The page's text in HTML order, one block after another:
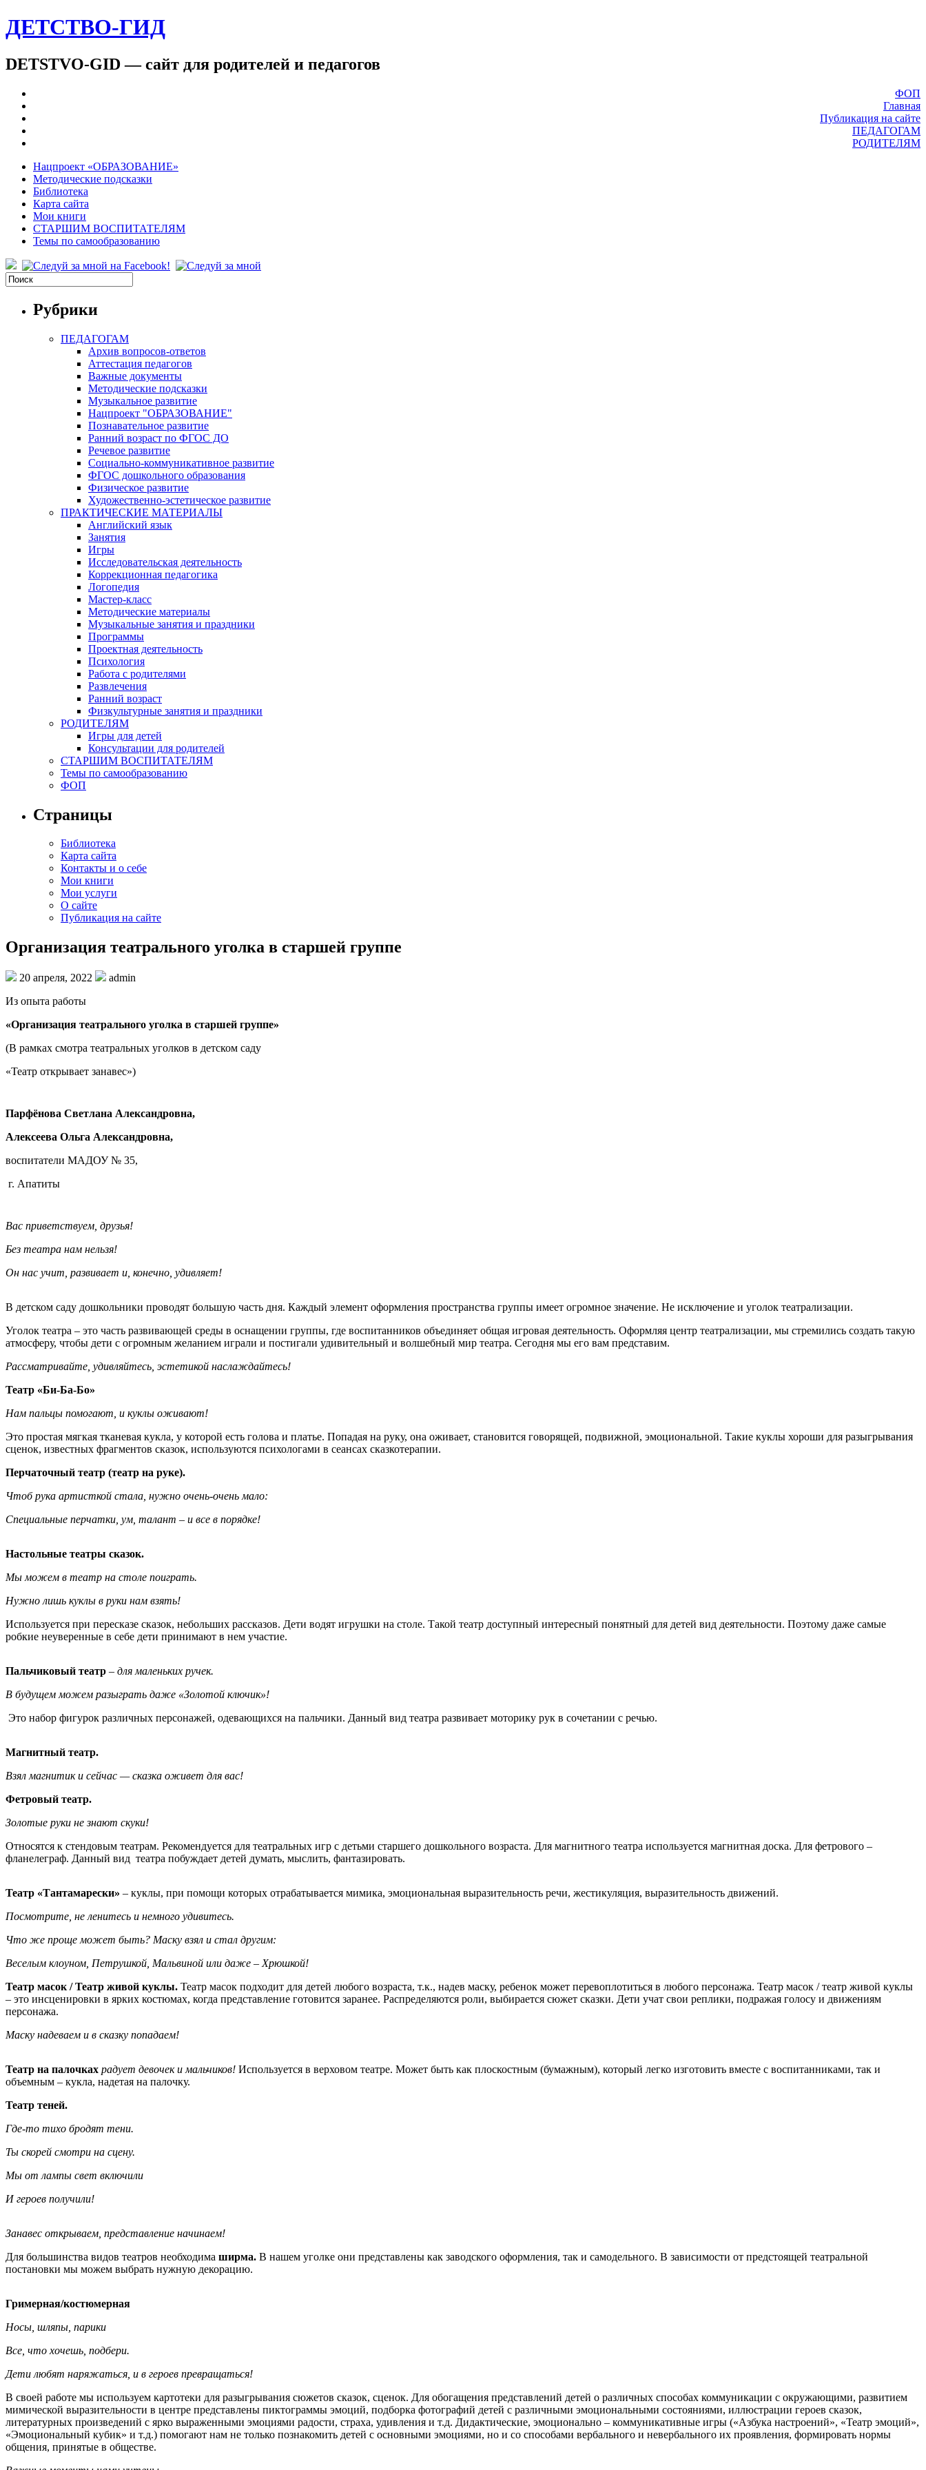
ДЕТСТВО-ГИД
DETSTVO-GID — сайт для родителей и педагогов
ФОП
Главная
Публикация на сайте
ПЕДАГОГАМ
РОДИТЕЛЯМ
Нацпроект «ОБРАЗОВАНИЕ»
Методические подсказки
Библиотека
Карта сайта
Мои книги
СТАРШИМ ВОСПИТАТЕЛЯМ
Темы по самообразованию
Рубрики
ПЕДАГОГАМ
Архив вопросов-ответов
Аттестация педагогов
Важные документы
Методические подсказки
Музыкальное развитие
Нацпроект "ОБРАЗОВАНИЕ"
Познавательное развитие
Ранний возраст по ФГОС ДО
Речевое развитие
Социально-коммуникативное развитие
ФГОС дошкольного образования
Физическое развитие
Художественно-эстетическое развитие
ПРАКТИЧЕСКИЕ МАТЕРИАЛЫ
Английский язык
Занятия
Игры
Исследовательская деятельность
Коррекционная педагогика
Логопедия
Мастер-класс
Методические материалы
Музыкальные занятия и праздники
Программы
Проектная деятельность
Психология
Работа с родителями
Развлечения
Ранний возраст
Физкультурные занятия и праздники
РОДИТЕЛЯМ
Игры для детей
Консультации для родителей
СТАРШИМ ВОСПИТАТЕЛЯМ
Темы по самообразованию
ФОП
Страницы
Библиотека
Карта сайта
Контакты и о себе
Мои книги
Мои услуги
О сайте
Публикация на сайте
Организация театрального уголка в старшей группе
20 апреля, 2022
admin
Из опыта работы
«Организация театрального уголка в старшей группе»
(В рамках смотра театральных уголков в детском саду
«Театр открывает занавес»)
Парфёнова Светлана Александровна,
Алексеева Ольга Александровна,
воспитатели МАДОУ № 35,
г. Апатиты
Вас приветствуем, друзья!
Без театра нам нельзя!
Он нас учит, развивает и, конечно, удивляет!
В детском саду дошкольники проводят большую часть дня. Каждый элемент оформления пространства группы имеет огромное значение. Не исключение и уголок театрализации.
Уголок театра – это часть развивающей среды в оснащении группы, где воспитанников объединяет общая игровая деятельность. Оформляя центр театрализации, мы стремились создать такую
атмосферу, чтобы дети с огромным желанием играли и постигали удивительный и волшебный мир театра. Сегодня мы его вам представим.
Рассматривайте, удивляйтесь, эстетикой наслаждайтесь!
Театр «Би-Ба-Бо»
Нам пальцы помогают, и куклы оживают!
Это простая мягкая тканевая кукла, у которой есть голова и платье. Попадая на руку, она оживает, становится говорящей, подвижной, эмоциональной. Такие куклы хороши для разыгрывания
сценок, известных фрагментов сказок, используются психологами в сеансах сказкотерапии.
Перчаточный театр (театр на руке).
Чтоб рука артисткой стала, нужно очень-очень мало:
Специальные перчатки, ум, талант – и все в порядке!
Настольные театры сказок.
Мы можем в театр на столе поиграть.
Нужно лишь куклы в руки нам взять!
Используется при пересказе сказок, небольших рассказов. Дети водят игрушки на столе. Такой театр доступный интересный понятный для детей вид деятельности. Поэтому даже самые
робкие неуверенные в себе дети принимают в нем участие.
Пальчиковый театр – для маленьких ручек.
В будущем можем разыграть даже «Золотой ключик»!
Это набор фигурок различных персонажей, одевающихся на пальчики. Данный вид театра развивает моторику рук в сочетании с речью.
Магнитный театр.
Взял магнитик и сейчас — сказка оживет для вас!
Фетровый театр.
Золотые руки не знают скуки!
Относятся к стендовым театрам. Рекомендуется для театральных игр с детьми старшего дошкольного возраста. Для магнитного театра используется магнитная доска. Для фетрового –
фланелеграф. Данный вид театра побуждает детей думать, мыслить, фантазировать.
Театр «Тантамарески» – куклы, при помощи которых отрабатывается мимика, эмоциональная выразительность речи, жестикуляция, выразительность движений.
Посмотрите, не ленитесь и немного удивитесь.
Что же проще может быть? Маску взял и стал другим:
Веселым клоуном, Петрушкой, Мальвиной или даже – Хрюшкой!
Театр масок / Театр живой куклы. Театр масок подходит для детей любого возраста, т.к., надев маску, ребенок может перевоплотиться в любого персонажа. Театр масок / театр живой куклы
– это инсценировки в ярких костюмах, когда представление готовится заранее. Распределяются роли, выбирается сюжет сказки. Дети учат свои реплики, подражая голосу и движениям
персонажа.
Маску надеваем и в сказку попадаем!
Театр на палочках радует девочек и мальчиков! Используется в верховом театре. Может быть как плоскостным (бумажным), который легко изготовить вместе с воспитанниками, так и
объемным – кукла, надетая на палочку.
Театр теней.
Где-то тихо бродят тени.
Ты скорей смотри на сцену.
Мы от лампы свет включили
И героев получили!
Занавес открываем, представление начинаем!
Для большинства видов театров необходима ширма. В нашем уголке они представлены как заводского оформления, так и самодельного. В зависимости от предстоящей театральной
постановки мы можем выбрать нужную декорацию.
Гримерная/костюмерная
Носы, шляпы, парики
Все, что хочешь, подбери.
Дети любят наряжаться, и в героев превращаться!
В своей работе мы используем картотеки для разыгрывания сюжетов сказок, сценок. Для обогащения представлений детей о различных способах коммуникации с окружающими, развитием
мимической выразительности в центре представлены пиктограммы эмоций, подборка фотографий детей с различными эмоциональными состояниями, иллюстрации героев сказок,
литературных произведений с ярко выраженными эмоциями радости, страха, удивления и т.д. Дидактические, эмоционально – коммуникативные игры («Азбука настроений», «Театр эмоций»,
«Эмоциональный кубик» и т.д.) помогают нам не только познакомить детей с основными эмоциями, но и со способами вербального и невербального их проявления, формировать нормы
общения, принятые в обществе.